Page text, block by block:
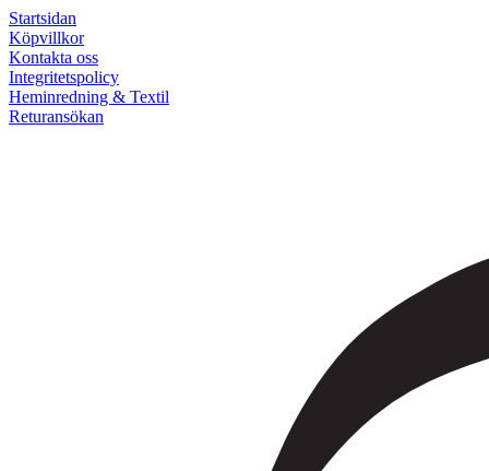
Startsidan
Köpvillkor
Kontakta oss
Integritetspolicy
Heminredning & Textil
Returansökan